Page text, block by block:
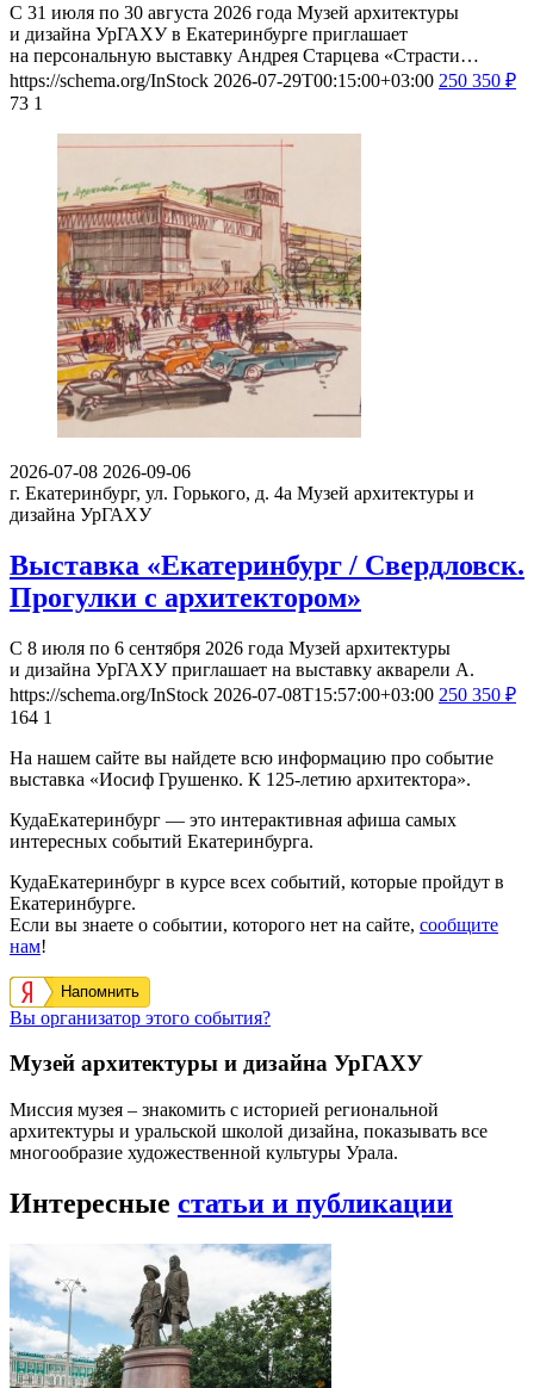
С 31 июля по 30 августа 2026 года Музей архитектуры
и дизайна УрГАХУ в Екатеринбурге приглашает
на персональную выставку Андрея Старцева «Страсти…
https://schema.org/InStock 2026-07-29T00:15:00+03:00 250 350 ₽
73 1
2026-07-08 2026-09-06
г. Екатеринбург, ул. Горького, д. 4а Музей архитектуры и
дизайна УрГАХУ
Выставка «Екатеринбург / Свердловск.
Прогулки с архитектором»
С 8 июля по 6 сентября 2026 года Музей архитектуры
и дизайна УрГАХУ приглашает на выставку акварели А.
https://schema.org/InStock 2026-07-08T15:57:00+03:00 250 350 ₽
164 1
На нашем сайте вы найдете всю информацию про событие
выставка «Иосиф Грушенко. К 125-летию архитектора».
КудаЕкатеринбург — это интерактивная афиша самых
интересных событий Екатеринбурга.
КудаЕкатеринбург в курсе всех событий, которые пройдут в
Екатеринбурге.
Если вы знаете о событии, которого нет на сайте, сообщите
нам!
Напомнить
Вы организатор этого события?
Музей архитектуры и дизайна УрГАХУ
Миссия музея – знакомить с историей региональной
архитектуры и уральской школой дизайна, показывать все
многообразие художественной культуры Урала.
Интересные статьи и публикации